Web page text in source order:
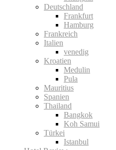
Deutschland
Frankfurt
Hamburg
Frankreich
Italien
venedig
Kroatien
Medulin
Pula
Mauritius
Spanien
Thailand
Bangkok
Koh Samui
Türkei
Istanbul